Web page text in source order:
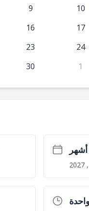
9
10
16
17
23
24
30 1